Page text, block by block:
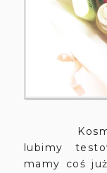
lubimy
mamy coś